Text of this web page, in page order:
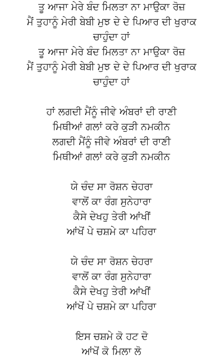
ਤੂ ਆਜਾ ਮੇਰੇ ਬੰਦ ਮਿਲਤਾ ਨਾ ਮਾਉਕਾ ਰੋਜ਼
ਮੈਂ ਤੁਹਾਨੂੰ ਮੇਰੀ ਬੇਬੀ ਮੁਝ ਦੇ ਦੇ ਪਿਆਰ ਦੀ ਖੁਰਾਕ
ਚਾਹੁੰਦਾ ਹਾਂ
ਤੂ ਆਜਾ ਮੇਰੇ ਬੰਦ ਮਿਲਤਾ ਨਾ ਮਾਉਕਾ ਰੋਜ਼
ਮੈਂ ਤੁਹਾਨੂੰ ਮੇਰੀ ਬੇਬੀ ਮੁਝ ਦੇ ਦੇ ਪਿਆਰ ਦੀ ਖੁਰਾਕ
ਚਾਹੁੰਦਾ ਹਾਂ
ਹਾਂ ਲਗਦੀ ਮੈਂਨੂੰ ਜੀਵੇ ਅੰਬਰਾਂ ਦੀ ਰਾਣੀ
ਮਿਥੀਆਂ ਗਲਾਂ ਕਰੇ ਕੁੜੀ ਨਮਕੀਨ
ਲਗਦੀ ਮੈਂਨੂੰ ਜੀਵੇ ਅੰਬਰਾਂ ਦੀ ਰਾਣੀ
ਮਿਥੀਆਂ ਗਲਾਂ ਕਰੇ ਕੁੜੀ ਨਮਕੀਨ
ਯੇ ਚੰਦ ਸਾ ਰੋਸ਼ਨ ਚੇਹਰਾ
ਵਾਲੋਂ ਕਾ ਰੰਗ ਸੁਨੇਹਾਰਾ
ਕੈਸੇ ਦੇਖਹੁ ਤੇਰੀ ਆਂਖੀਂ
ਆਂਖੋਂ ਪੇ ਚਸ਼ਮੇ ਕਾ ਪਹਿਰਾ
ਯੇ ਚੰਦ ਸਾ ਰੋਸ਼ਨ ਚੇਹਰਾ
ਵਾਲੋਂ ਕਾ ਰੰਗ ਸੁਨੇਹਾਰਾ
ਕੈਸੇ ਦੇਖਹੁ ਤੇਰੀ ਆਂਖੀਂ
ਆਂਖੋਂ ਪੇ ਚਸ਼ਮੇ ਕਾ ਪਹਿਰਾ
ਇਸ ਚਸ਼ਮੇ ਕੋ ਹਟ ਦੋ
ਆਂਖੋਂ ਕੋ ਮਿਲਾ ਲੋ